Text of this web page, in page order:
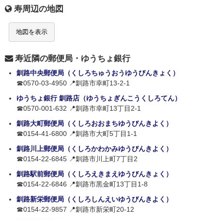
寿周辺の地図
地図を表示
寿近隣の郵便局・ゆうちょ銀行
釧路中央郵便局（くしろちゅうおうゆうびんきょく）
☎0570-03-4950 📍釧路市幸町13-2-1
ゆうちょ銀行 釧路店（ゆうちょぎんこうくしろてん）
☎0570-001-632 📍釧路市幸町13丁目2-1
釧路大町郵便局（くしろおおまちゆうびんきよく）
☎0154-41-6800 📍釧路市大町5丁目1-1
釧路川上郵便局（くしろかわかみゆうびんきよく）
☎0154-22-6845 📍釧路市川上町7丁目2
釧路駅前郵便局（くしろえきまえゆうびんきょく）
☎0154-22-6846 📍釧路市黒金町13丁目1-8
釧路新栄郵便局（くしろしんえいゆうびんきよく）
☎0154-22-9857 📍釧路市新栄町20-12